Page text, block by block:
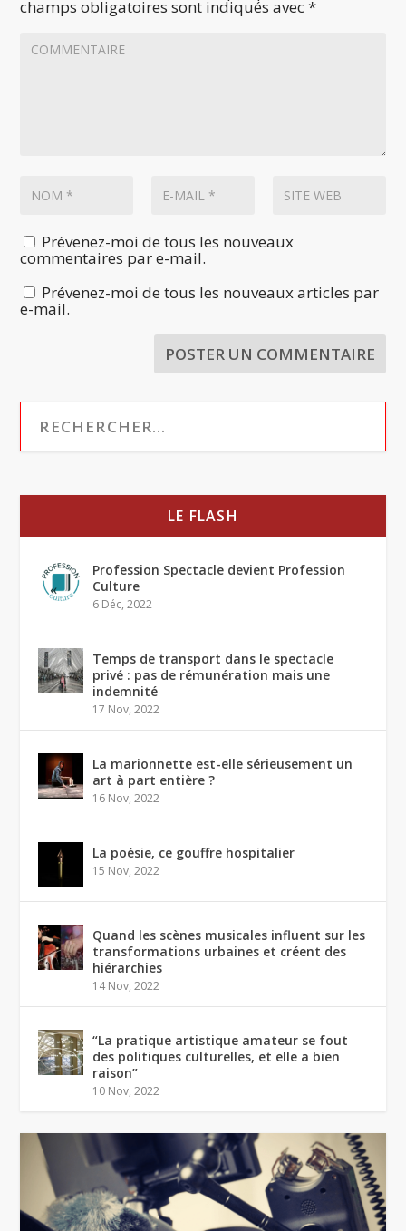
champs obligatoires sont indiqués avec*
Prévenez-moi de tous les nouveaux
commentaires par e-mail.
Prévenez-moi de tous les nouveaux articles par
e-mail.
LE FLASH
Profession Spectacle devient Profession
Culture
6 Déc, 2022
Temps de transport dans le spectacle
privé : pas de rémunération mais une
indemnité
17 Nov, 2022
La marionnette est-elle sérieusement un
art à part entière ?
16 Nov, 2022
La poésie, ce gouffre hospitalier
15 Nov, 2022
Quand les scènes musicales influent sur les
transformations urbaines et créent des
hiérarchies
14 Nov, 2022
“La pratique artistique amateur se fout
des politiques culturelles, et elle a bien
raison”
10 Nov, 2022